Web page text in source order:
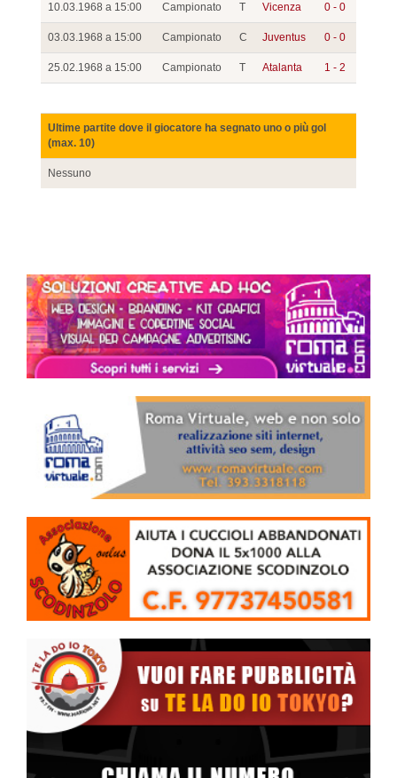
10.03.1968 a 15:00 Campionato T Vicenza 0 - 0
03.03.1968 a 15:00 Campionato C Juventus 0 - 0
25.02.1968 a 15:00 Campionato T Atalanta 1 - 2
Ultime partite dove il giocatore ha segnato uno o più gol
(max. 10)
Nessuno